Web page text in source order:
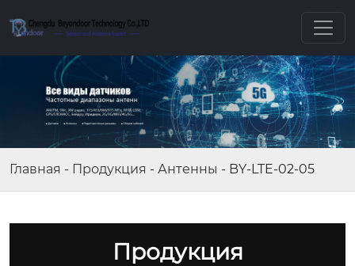
Главная - Продукция - Антенны - BY-LTE-02-05
Продукция